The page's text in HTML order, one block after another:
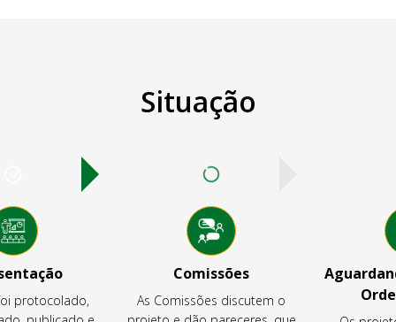
Situação
protocolado,
Comissões
As Comissões discutem o